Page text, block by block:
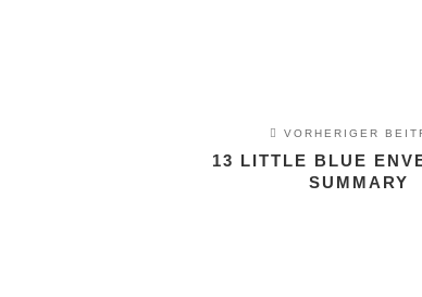
VORHERIGER
13 LITTLE BLUE
SUMMARY